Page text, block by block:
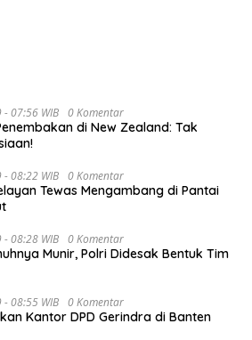
07:56 WIB 0 Komentar
di New Zealand: Tak
08:22 WIB 0 Komentar
Tewas Mengambang di Pantai
08:28 WIB 0 Komentar
Munir, Polri Didesak Bentuk Tim
08:55 WIB 0 Komentar
Kantor DPD Gerindra di Banten